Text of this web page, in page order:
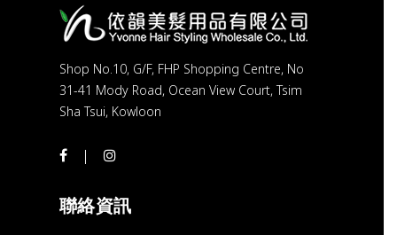
Shop No.10, G/F, FHP Shopping Centre, No
31-41 Mody Road, Ocean View Court, Tsim
Sha Tsui, Kowloon
聯絡資訊